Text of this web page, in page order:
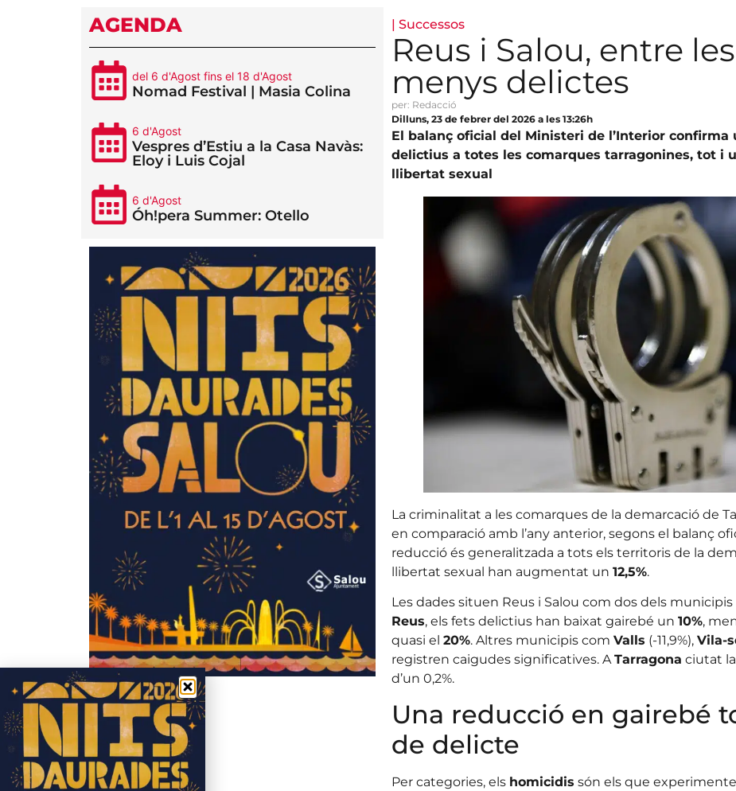
AGENDA
del 6 d'Agost fins el 18 d'Agost
Nomad Festival | Masia Colina
6 d'Agost
Vespres d’Estiu a la Casa Navàs:
Eloy i Luis Cojal
6 d'Agost
Óh!pera Summer: Otello
| Successos
Reus i Salou, entre
menys delictes
per: Redacció
Dilluns, 23 de febrer del 2026 a les 13:26h
El balanç oficial del Ministeri de l’Interior
delictius a totes les comarques tarragonines, tot i
llibertat sexual
La criminalitat a les comarques de la demarcació de
en comparació amb l’any anterior, segons el balanç
reducció és generalitzada a tots els territoris de la
llibertat sexual han augmentat un 12,5%.
Les dades situen Reus i Salou com dos dels
Reus, els fets delictius han baixat gairebé un 10%,
quasi el 20%. Altres municipis com Valls (-11,9%), Vila-
registren caigudes significatives. ATarragona ciutat la
d’un 0,2%.
Una reducció en gairebé
de delicte
Per categories, els homicidis són els que